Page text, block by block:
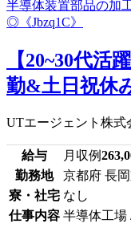
【20~30代活
勤&土日祝休
UTエージェント株式
給与 月収例
勤務地
京都府 長
寮・社宅 なし
仕事内容 半導体工場